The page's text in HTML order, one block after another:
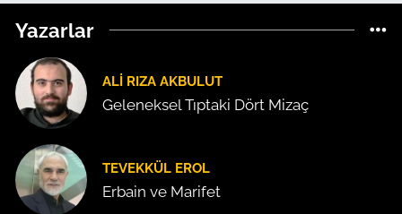
Yazarlar
ALI RIZA AKBULUT
Geleneksel Tıptaki Dört Mizaç
TEVEKKÜL EROL
Erbain ve Marifet